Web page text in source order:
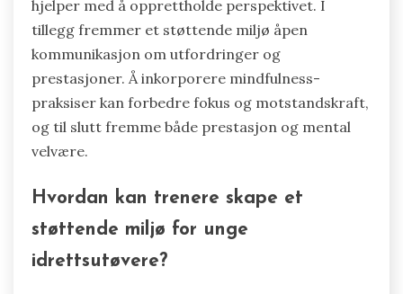
Hva er beste praksis for å
balansere prestasjonspress og
mental vekst?
For å balansere prestasjonspress og mental
vekst bør unge idrettsutøvere prioritere
selvbevissthet, sette realistiske mål og praktisere